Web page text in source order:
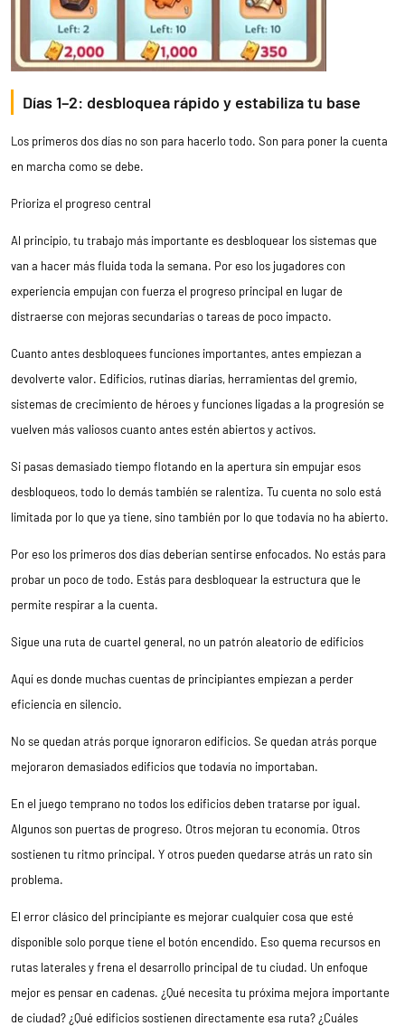
Días 1–2: desbloquea rápido y estabiliza tu base
Los primeros dos días no son para hacerlo todo. Son para poner la cuenta
en marcha como se debe.
Prioriza el progreso central
Al principio, tu trabajo más importante es desbloquear los sistemas que
van a hacer más fluida toda la semana. Por eso los jugadores con
experiencia empujan con fuerza el progreso principal en lugar de
distraerse con mejoras secundarias o tareas de poco impacto.
Cuanto antes desbloquees funciones importantes, antes empiezan a
devolverte valor. Edificios, rutinas diarias, herramientas del gremio,
sistemas de crecimiento de héroes y funciones ligadas a la progresión se
vuelven más valiosos cuanto antes estén abiertos y activos.
Si pasas demasiado tiempo flotando en la apertura sin empujar esos
desbloqueos, todo lo demás también se ralentiza. Tu cuenta no solo está
limitada por lo que ya tiene, sino también por lo que todavía no ha abierto.
Por eso los primeros dos días deberían sentirse enfocados. No estás para
probar un poco de todo. Estás para desbloquear la estructura que le
permite respirar a la cuenta.
Sigue una ruta de cuartel general, no un patrón aleatorio de edificios
Aquí es donde muchas cuentas de principiantes empiezan a perder
eficiencia en silencio.
No se quedan atrás porque ignoraron edificios. Se quedan atrás porque
mejoraron demasiados edificios que todavía no importaban.
En el juego temprano no todos los edificios deben tratarse por igual.
Algunos son puertas de progreso. Otros mejoran tu economía. Otros
sostienen tu ritmo principal. Y otros pueden quedarse atrás un rato sin
problema.
El error clásico del principiante es mejorar cualquier cosa que esté
disponible solo porque tiene el botón encendido. Eso quema recursos en
rutas laterales y frena el desarrollo principal de tu ciudad. Un enfoque
mejor es pensar en cadenas. ¿Qué necesita tu próxima mejora importante
de ciudad? ¿Qué edificios sostienen directamente esa ruta? ¿Cuáles